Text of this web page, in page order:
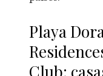
Playa
Club: